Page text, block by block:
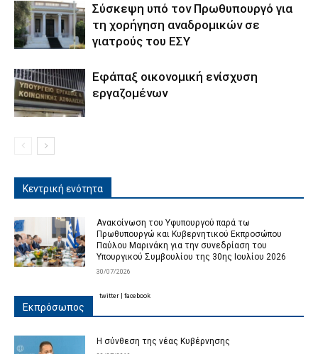
Σύσκεψη υπό τον Πρωθυπουργό για
τη χορήγηση αναδρομικών σε
γιατρούς του ΕΣΥ
Εφάπαξ οικονομική ενίσχυση
εργαζομένων
Κεντρική ενότητα
Ανακοίνωση του Υφυπουργού παρά τω
Πρωθυπουργώ και Κυβερνητικού Εκπροσώπου
Παύλου Μαρινάκη για την συνεδρίαση του
Υπουργικού Συμβουλίου της 30ης Ιουλίου 2026
30/07/2026
Εκπρόσωπος
Η σύνθεση της νέας Κυβέρνησης
twitter facebook